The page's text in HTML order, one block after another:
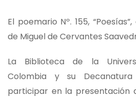
El poemario Nº. 155,
de Miguel de Cervantes
La Biblioteca de la
Colombia y su
participar en la presentación